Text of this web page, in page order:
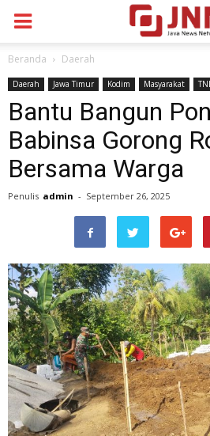
Beranda Daerah
Daerah Jawa Timur Kodim Masyarakat TNI
Bantu Bangun
Babinsa Gorong
Bersama Warga
Penulis admin - September 26, 2025